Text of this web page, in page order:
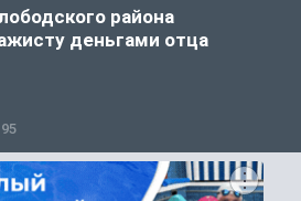
района
деньгами отца
95